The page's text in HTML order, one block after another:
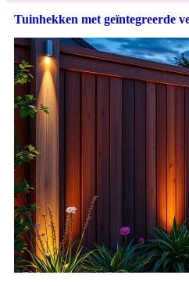
Tuinhekken met geïntegreerde